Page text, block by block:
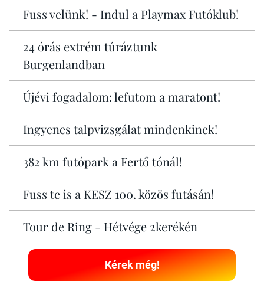
Fuss velünk! - Indul a Playmax Futóklub!
24 órás extrém túráztunk
Burgenlandban
Újévi fogadalom: lefutom a maratont!
Ingyenes talpvizsgálat mindenkinek!
382 km futópark a Fertő tónál!
Fuss te is a KESZ 100. közös futásán!
Tour de Ring - Hétvége 2kerékén
Kérek még!